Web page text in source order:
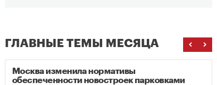
ГЛАВНЫЕ ТЕМЫ МЕСЯЦА
Москва изменила нормативы
обеспеченности новостроек парковками